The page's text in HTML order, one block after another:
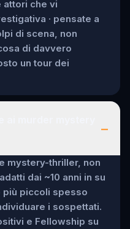
attori che vi
· pensate a
di scena, non
di davvero
un tour dei
–
mystery-thriller, non
dai ~10 anni in su
più piccoli spesso
i sospettati.
e Fellowship su